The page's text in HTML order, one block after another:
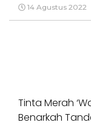
14 Agustus 2022
Tinta Merah
Benarkah